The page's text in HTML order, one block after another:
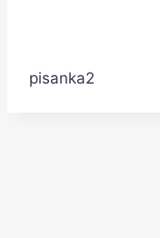
pisanka2